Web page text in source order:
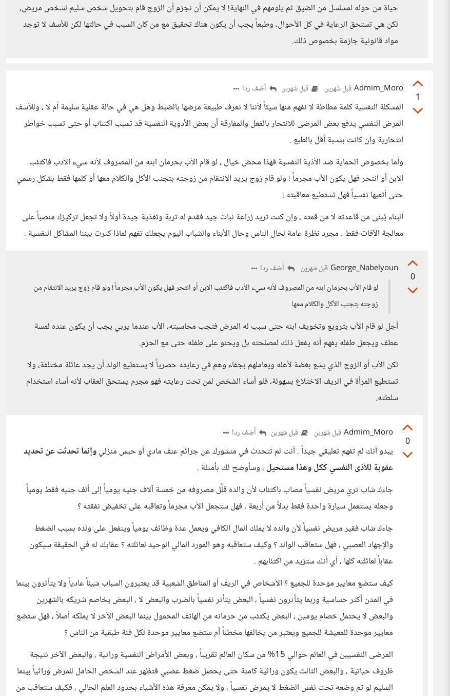
حياة من حوله لمسلسل من الضيق ثم يلومهم في النهاية! لا يمكن أن نجزم أن الزوج قام بتحويل شخص سليم لشخص مريض،
لكن هي تستحق الرعاية في كل الأحوال، وطبعاً يجب أن يكون هناك تحقيق مع من كان السبب في حالتها لكن للأسف لا توجد
مواد قانونية جازمة بخصوص ذلك.
1
Admim_Moro قبل شهرين قبل شهرين أضف ردا
المشكلة النفسية كلمة مطاطة لا نفهم منها شيئاً لأننا لا نعرف طبيعة مرضها بالضبط وهل هي في حالة عقلية سليمة أم لا ، وللأسف
المرض النفسي يدفع بعض المرضى للانتحار بالفعل والمفارقة أن بعض الأدوية النفسية قد تسبب اكتئاب أو حتى تسبب خواطر
انتحارية وإن كانت بنسبة أقل بالطبع .
وأما بخصوص الحماية ضد الأذية النفسية فهذا محض خيال ، لو قام الأب بحرمان ابنه من المصروف لأنه سيء الأدب فاكتئب
الابن أو انتحر فهل يكون الأب مجرماً ! ولو قام زوج يريد الانتقام من زوجته بتجنب الأكل والكلام معها أو كلمها فقط بشكل رسمي
حتى أتعبها نفسياً فهل تستطيع معاقبته !
البناء يُبنَى من قاعدته لا من قمته ، وإن كنت تريد زراعة نبات جيد فقدم له تربة وتغذية جيدة أولاً ولا تجعل تركيزك منصباً على
معالجة الآفات فقط . مجرد نظرة عامة لحال الناس وحال الأبناء والشباب اليوم يجعلك تفهم لماذا كثرت بيننا المشاكل النفسية .
0
George_Nabelyoun قبل شهرين
أضف ردا
لو قام الأب بحرمان ابنه من المصروف لأنه سيء الأدب فاكتئب الابن أو انتحر فهل يكون الأب مجرماً ! ولو قام زوج يريد الانتقام من
زوجته بتجنب الأكل والكلام معها
أجل لو قام الأب بترويع وتخويف ابنه حتى سبب له المرض فتجب محاسبته، الأب عندما يربي يجب أن يكون عنده لمسة
عطف ويجعل طفله يفهم أنه يفعل ذلك لمصلحته بل ويحنو على طفله حتى مع الحزم.
لكن الأب أو الزوج الذي يشع بغضة لأهله ويعاملهم بجفاء وهم في رعايته حصرياً لا يستطيع الولد أن يجد عائلة مختلفة، ولا
تستطيع المرأة في الريف الاختلاع بسهولة، فلو أساء الشخص لمن تحت رعايته فهو مجرم يستحق العقاب لأنه أساء استخدام
سلطته.
0
Admim_Moro قبل شهرين قبل شهرين أضف ردا
يبدو أنك لم تفهم تعليقي جيداً . أنت لم تتحدث في منشورك عن جرائم عنف مادي أو حبس منزليوإنما تحدثت عن تحديد
عقوبة للأذى النفسي ككل وهذا مستحيل ، وسأوضح لك بأمثلة .
جاءك شاب ثري مريض نفسياً مصاب باكتئاب لأن والده قلَّل مصروفه من خمسة آلاف جنيه يومياً إلى ألف جنيه فقط يومياً
وجعله يستعمل سيارة واحدة فقط بدلاً من أربعة ، فهل ستجعل الأب مجرماً وتعاقبه على تخفيض نفقته ؟
جاءك شاب فقير مريض نفسياً لأن والده لا يملك المال الكافي ويعمل عدة وظائف يومياً وينفعل على ولده بسبب الضغط
والإجهاد العصبي ، فهل ستعاقب الوالد ؟ وكيف ستعاقبه وهو المورد المالي الوحيد لعائلته ؟ عقابك له في الحقيقة سيكون
عقاباً لعائلته كلها ، أي أنك ستزيد من اكتئابهم .
كيف ستضع معايير موحدة للجميع ؟ الأشخاص في الريف أو المناطق الشعبية قد يعتبرون السباب شيئاً عادياً ولا يتأثرون بينما
في المدن أكثر حساسية وربما يتأثرون نفسياً ، البعض يتأثر نفسياً بالضرب والبعض لا ، البعض يخاصم شريكه بالشهرين
والبعض لا يحتمل خصام يومين ، البعض يكتئب من حرمانه من الهاتف المحمول بينما البعض الآخر لا يملكه أصلاً ، فهل ستضع
معايير موحدة للمعيشة للجميع ويعتبر من يخالفها مخطئاً أم ستضع معايير موحدة لكل فئة طبقية من الناس ؟
المرضى النفسيين في العالم حوالي 15% من سكان العالم تقريباً ، وبعض الأمراض النفسية وراثية ، والبعض الآخر نتيجة
ظروف حياتية ، والبعض الثالث يكون وراثية كامنة حتى يحصل ضغط عصبي فتظهر عند الشخص الحامل للمرض وراثياً بينما
السليم لو تم وضعه تحت نفس الضغط لا يمرض نفسياً ، ولا يمكن معرفة هذه الأشياء بحدود العلم الحالي ، فكيف ستعاقب من